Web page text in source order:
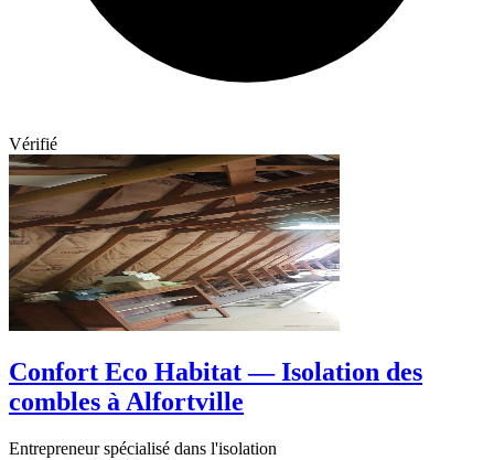
Vérifié
Confort Eco Habitat — Isolation des
combles à Alfortville
Entrepreneur spécialisé dans l'isolation